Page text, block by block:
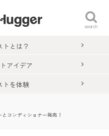
search
トとは？
アイデア
トを体験
コンディショナー発売！